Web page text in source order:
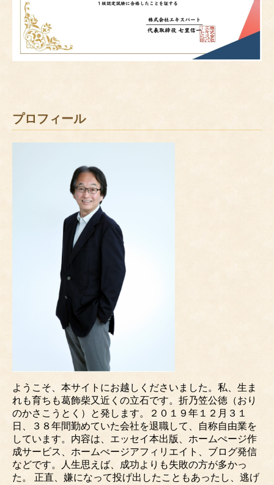
プロフィール
ようこそ、本サイトにお越しくださいました。私、生ま
れも育ちも葛飾柴又近くの立石です。折乃笠公徳（おり
のかさこうとく）と発します。２０１９年１２月３１
日、３８年間勤めていた会社を退職して、自称自由業を
しています。内容は、エッセイ本出版、ホームぺージ作
成サービス、ホームぺージアフィリエイト、ブログ発信
などです。人生思えば、成功よりも失敗の方が多かっ
た。 正直、嫌になって投げ出したこともあったし、逃げ